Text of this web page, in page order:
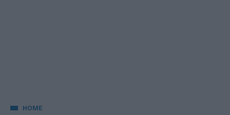
HOME